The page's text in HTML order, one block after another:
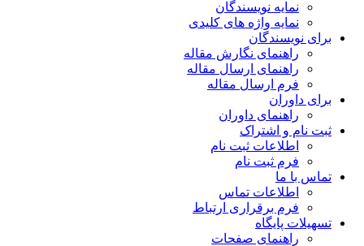
نمایه نویسندگان
نمایه واژه های کلیدی
برای نویسندگان
راهنمای نگارش مقاله
راهنمای ارسال مقاله
فرم ارسال مقاله
برای داوران
راهنمای داوران
ثبت نام و اشتراک
اطلاعات ثبت نام
فرم ثبت نام
تماس با ما
اطلاعات تماس
فرم برقراری ارتباط
تسهیلات پایگاه
راهنمای صفحات